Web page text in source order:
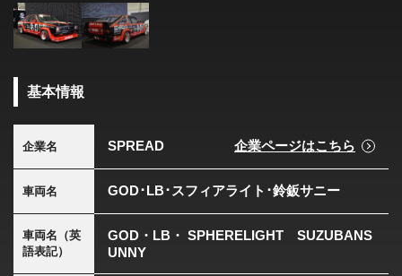
基本情報
企業名 SPREAD 企業ページはこちら
車両名 GOD･LB･スフィアライト･鈴鈑サニー
車両名（英
語表記）
GOD・LB・ SPHERELIGHT SUZUBANS
UNNY